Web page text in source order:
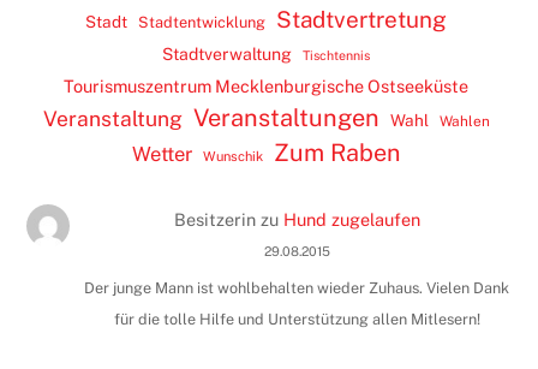
Stadt Stadtentwicklung Stadtvertretung
Stadtverwaltung Tischtennis
Tourismuszentrum Mecklenburgische Ostseeküste
Veranstaltung Veranstaltungen Wahl Wahlen
Wetter Wunschik Zum Raben
Besitzerinzu Hund zugelaufen
29.08.2015
Der junge Mann ist wohlbehalten wieder Zuhaus. Vielen Dank
für die tolle Hilfe und Unterstützung allen Mitlesern!